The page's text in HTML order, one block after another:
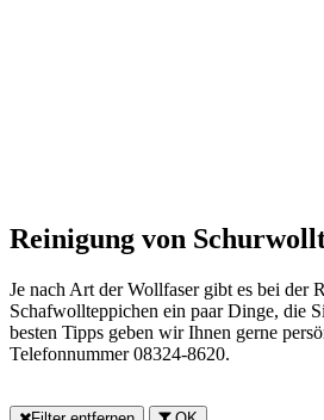
Reinigung von
Je nach Art der Wollfaser gibt es bei der
Schafwollteppichen ein paar Dinge, die
besten Tipps geben wir Ihnen gerne
Telefonnummer 08324-8620.